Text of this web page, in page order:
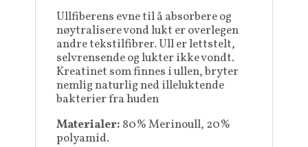
Ullfiberens evne til å absorbere og
nøytralisere vond lukt er overlegen
andre tekstilfibrer. Ull er lettstelt,
selvrensende og lukter ikke vondt.
Kreatinet som finnes i ullen, bryter
nemlig naturlig ned illeluktende
bakterier fra huden
Materialer: 80% Merinoull, 20%
polyamid.